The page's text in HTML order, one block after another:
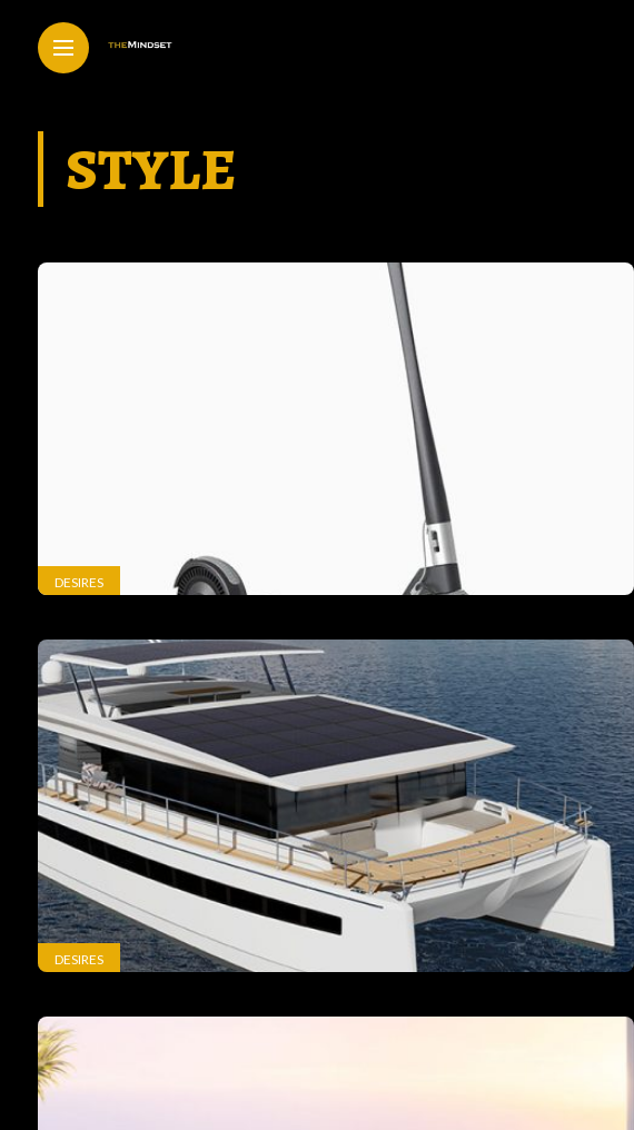
Who
STYLE
DESIRES
DESIRES